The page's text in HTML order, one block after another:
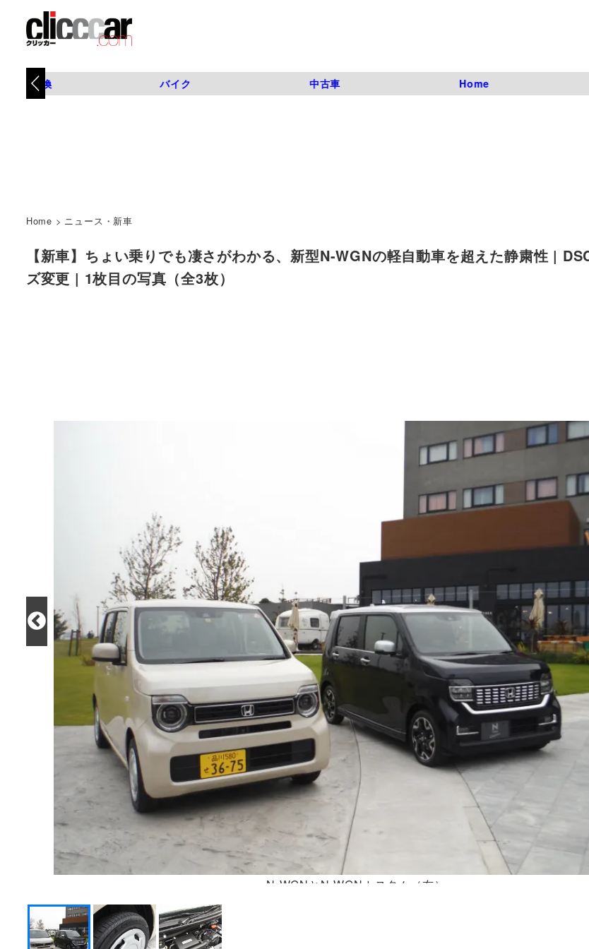
タイヤ交換 バイク 中古車 Home
Home > ニュース・新車
【新車】ちょい乗りでも凄さがわかる、新型N-WGNの軽自動車を超えた静粛性 |
ズ変更 | 1枚目の写真（全3枚）
N-WGNとN-WGNカスタム（右）